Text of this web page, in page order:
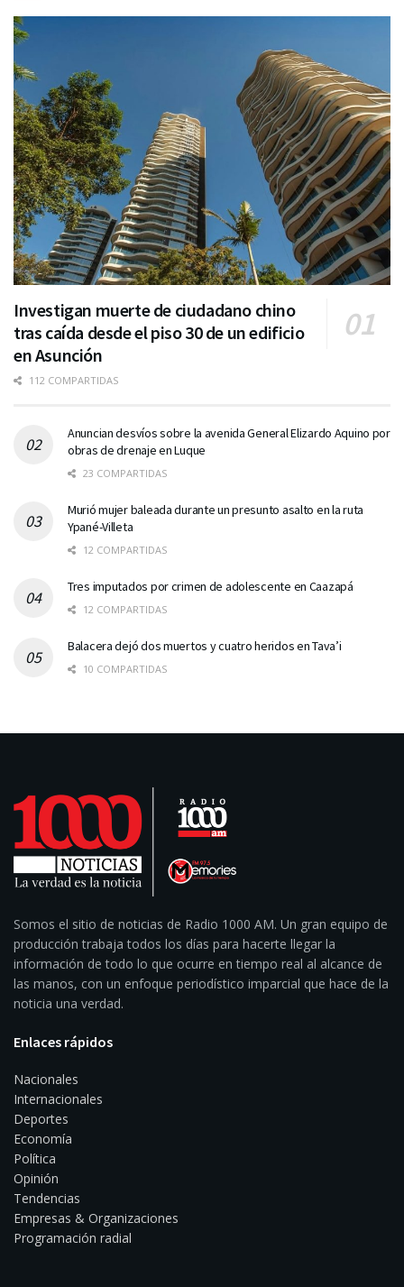
Investigan muerte de ciudadano chino
tras caída desde el piso 30 de un edificio
en Asunción
112 COMPARTIDAS
Anuncian desvíos sobre la avenida General Elizardo Aquino por
obras de drenaje en Luque
23 COMPARTIDAS
Murió mujer baleada durante un presunto asalto en la ruta
Ypané-Villeta
12 COMPARTIDAS
Tres imputados por crimen de adolescente en Caazapá
12 COMPARTIDAS
Balacera dejó dos muertos y cuatro heridos en Tava’i
10 COMPARTIDAS
Somos el sitio de noticias de Radio 1000 AM. Un gran equipo de
producción trabaja todos los días para hacerte llegar la
información de todo lo que ocurre en tiempo real al alcance de
las manos, con un enfoque periodístico imparcial que hace de la
noticia una verdad.
Enlaces rápidos
Nacionales
Internacionales
Deportes
Economía
Política
Opinión
Tendencias
Empresas & Organizaciones
Programación radial